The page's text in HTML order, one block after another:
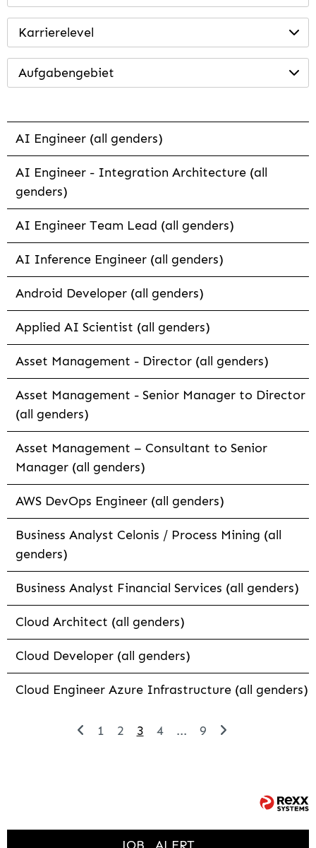
Karrierelevel
Aufgabengebiet
AI Engineer (all genders)
AI Engineer - Integration Architecture (all
genders)
AI Engineer Team Lead (all genders)
AI Inference Engineer (all genders)
Android Developer (all genders)
Applied AI Scientist (all genders)
Asset Management - Director (all genders)
Asset Management - Senior Manager to Director
(all genders)
Asset Management – Consultant to Senior
Manager (all genders)
AWS DevOps Engineer (all genders)
Business Analyst Celonis / Process Mining (all
genders)
Business Analyst Financial Services (all genders)
Cloud Architect (all genders)
Cloud Developer (all genders)
Cloud Engineer Azure Infrastructure (all genders)
1 2 3 4 ... 9